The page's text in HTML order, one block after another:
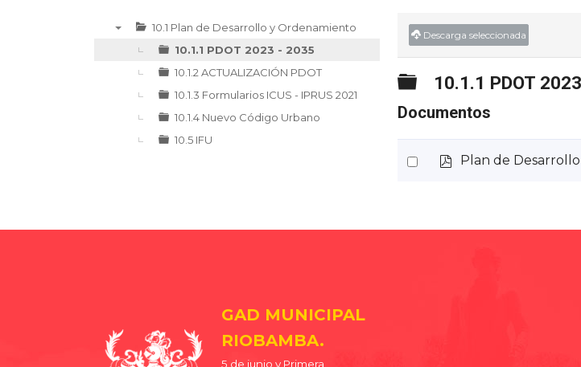
10.1 Plan de Desarrollo y Ordenamiento
10.1.1 PDOT 2023 - 2035
10.1.2 ACTUALIZACIÓN PDOT
10.1.3 Formularios ICUS - IPRUS 2021
10.1.4 Nuevo Código Urbano
10.5 IFU
Descarga seleccionada
Carpeta
10.1.1 PDOT
Documentos
Select
pPlan de
GAD MUNICIPAL
RIOBAMBA.
5 de junio y Primera